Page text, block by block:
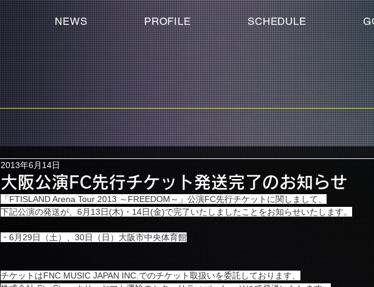
NEWS PROFILE SCHEDULE
大阪公演FC先行チケット発送完了のお知らせ
2013年6月14日
「FTISLAND Arena Tour 2013 ～FREEDOM～」公演FC先行チケットに関しまして、
下記公演の発送が、6月13日(木)・14日(金)で完了いたしましたことをお知らせいたします。
・6月29日（土）、30日（日）大阪市中央体育館
チケットはFNC MUSIC JAPAN INC.でのチケット取扱いを委託しております、